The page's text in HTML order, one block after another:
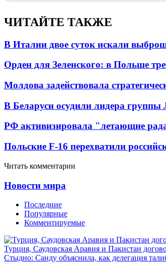
ЧИТАЙТЕ ТАКЖЕ
В Италии двое суток искали
Орден для Зеленского: в Польше
Молдова задействовала
В Беларуси осудили лидера
РФ активизировала "летающие
Польские F-16 перехватили
Читать комментарии
Новости мира
Последние
Популярные
Комментируемые
Турция, Саудовская Аравия и Пакистан
Стыдно: Санду объяснила, как делегация